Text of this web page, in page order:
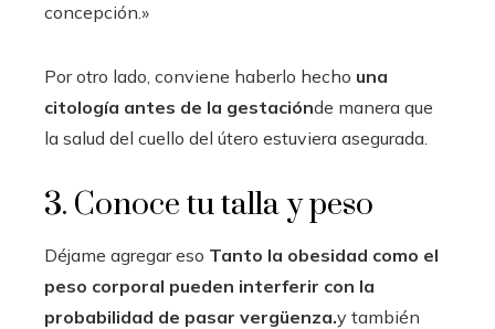
concepción.»
Por otro lado, conviene haberlo hecho una
citología antes de la gestaciónde manera que
la salud del cuello del útero estuviera asegurada.
3. Conoce tu talla y peso
Déjame agregar eso Tanto la obesidad como el
peso corporal pueden interferir con la
probabilidad de pasar vergüenza.y también